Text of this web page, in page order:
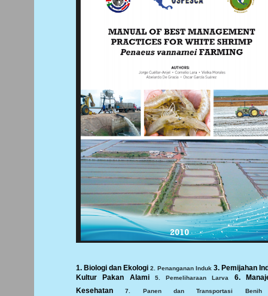
1. Biologi dan Ekologi 2. Penanganan Induk 3. Pemijahan
Kultur Pakan Alami
5. Pemeliharaan Larva
6.
Kesehatan
7. Panen dan Transportasi Benih